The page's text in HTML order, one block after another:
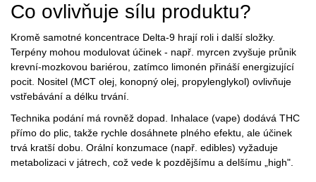
Co ovlivňuje sílu produktu?
Kromě samotné koncentrace Delta‑9 hrají roli i další složky.
Terpény mohou modulovat účinek - např. myrcen zvyšuje průnik
krevní‑mozkovou bariérou, zatímco limonén přináší energizující
pocit. Nositel (MCT olej, konopný olej, propylenglykol) ovlivňuje
vstřebávání a délku trvání.
Technika podání má rovněž dopad. Inhalace (vape) dodává THC
přímo do plic, takže rychle dosáhnete plného efektu, ale účinek
trvá kratší dobu. Orální konzumace (např. edibles) vyžaduje
metabolizaci v játrech, což vede k pozdějšímu a delšímu „high".